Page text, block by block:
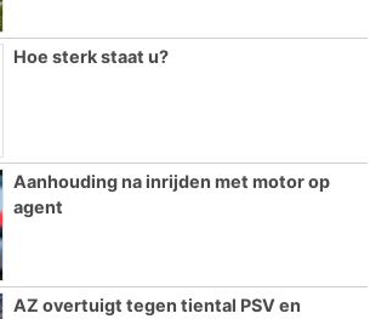
Hoe sterk staat u?
Aanhouding na inrijden met motor op
agent
AZ overtuigt tegen tiental PSV en